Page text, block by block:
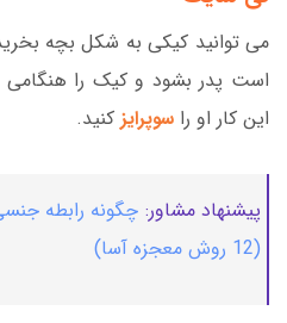
می توانید کیکی به شکل بچه
است پدر بشود و کیک را هنگامی
این کار او را سوپرایز کنید.
پیشنهاد مشاور: چگونه رابطه
(12 روش معجزه آسا)